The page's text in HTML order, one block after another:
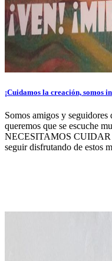
¡Cuidamos la creación, somos
Somos amigos y
queremos que se escuche
NECESITAMOS
seguir disfrutando de estos